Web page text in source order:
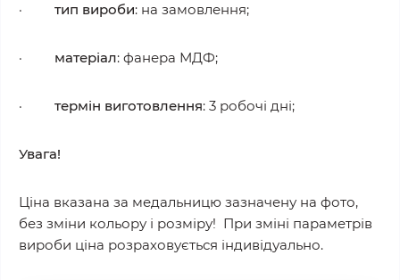
· тип вироби: на замовлення;
· матеріал: фанера МДФ;
· термін виготовлення: 3 робочі дні;
Увага!
Ціна вказана за медальницю зазначену на фото,
без зміни кольору і розміру! При зміні параметрів
вироби ціна розраховується індивідуально.